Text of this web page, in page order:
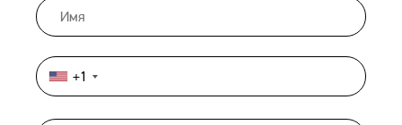
United
States
+1
+1